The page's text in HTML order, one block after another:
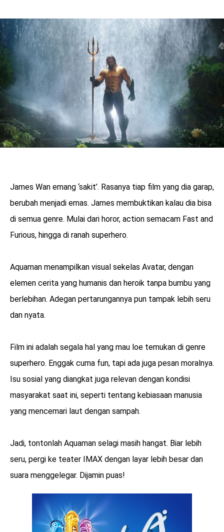
James Wan emang ‘sakit’. Rasanya tiap film yang dia garap,
berubah menjadi emas. James membuktikan kalau dia bisa
di semua genre. Mulai dari horor, action semacam Fast and
Furious, hingga di ranah superhero.
Aquaman menampilkan visual sekelas Avatar, dengan
elemen cerita yang humanis dan heroik tanpa bumbu yang
berlebihan. Adegan pertarungannya pun tampak lebih seru
dan nyata.
Film ini adalah segala hal yang mau loe temukan di genre
superhero. Enggak cuma fun, tapi ada juga pesan moralnya.
Isu sosial yang diangkat juga relevan dengan kondisi
masyarakat saat ini, seperti tentang kebiasaan manusia
yang mencemari laut dengan sampah.
Jadi, tontonlah Aquaman selagi masih hangat. Biar lebih
seru, pergi ke teater IMAX dengan layar lebih besar dan
suara menggelegar. Dijamin puas!